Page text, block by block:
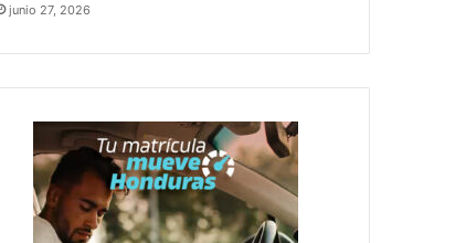
junio 27, 2026